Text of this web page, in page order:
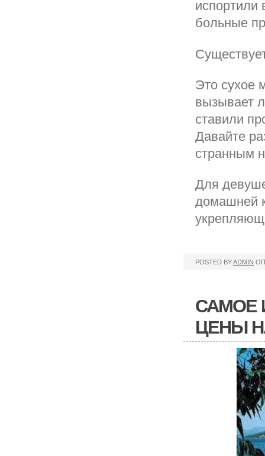
испортили
больные
Это сухое
вызывает
ставили
Давайте
странным
Для
домашней
POSTED BYADMIN
САМОЕ
ЦЕНЫ